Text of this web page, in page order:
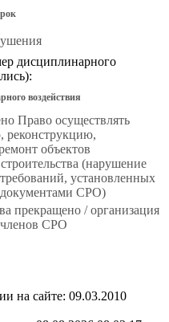
дисциплинарного
воздействия
Право осуществлять
реконструкцию,
объектов
(нарушение
установленных
СРО)
прекращено / организация
СРО
на сайте: 09.03.2010